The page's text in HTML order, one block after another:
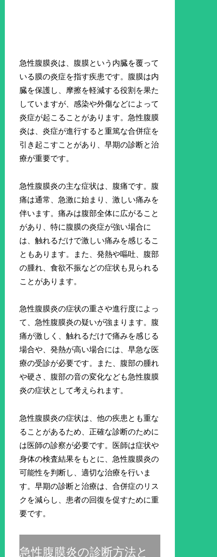
急性腹膜炎は、腹膜という内臓を覆って
いる膜の炎症を指す疾患です。腹膜は内
臓を保護し、摩擦を軽減する役割を果た
していますが、感染や外傷などによって
炎症が起こることがあります。急性腹膜
炎は、炎症が進行すると重篤な合併症を
引き起こすことがあり、早期の診断と治
療が重要です。
急性腹膜炎の主な症状は、腹痛です。腹
痛は通常、急激に始まり、激しい痛みを
伴います。痛みは腹部全体に広がること
があり、特に腹膜の炎症が強い場合に
は、触れるだけで激しい痛みを感じるこ
ともあります。また、発熱や嘔吐、腹部
の腫れ、食欲不振などの症状も見られる
ことがあります。
急性腹膜炎の症状の重さや進行度によっ
て、急性腹膜炎の疑いが強まります。腹
痛が激しく、触れるだけで痛みを感じる
場合や、発熱が高い場合には、早急な医
療の受診が必要です。また、腹部の腫れ
や硬さ、腹部の音の変化なども急性腹膜
炎の症状として考えられます。
急性腹膜炎の症状は、他の疾患とも重な
ることがあるため、正確な診断のために
は医師の診察が必要です。医師は症状や
身体の検査結果をもとに、急性腹膜炎の
可能性を判断し、適切な治療を行いま
す。早期の診断と治療は、合併症のリス
クを減らし、患者の回復を促すために重
要です。
急性腹膜炎の診断方法と